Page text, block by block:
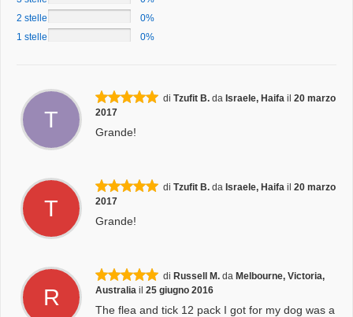
2 stelle
0%
1 stelle
0%
T
di Tzufit B. da Israele, Haifa il 20 marzo
2017
Grande!
T
di Tzufit B. da Israele, Haifa il 20 marzo
2017
Grande!
R
di Russell M. da Melbourne, Victoria,
Australia il 25 giugno 2016
The flea and tick 12 pack I got for my dog was a